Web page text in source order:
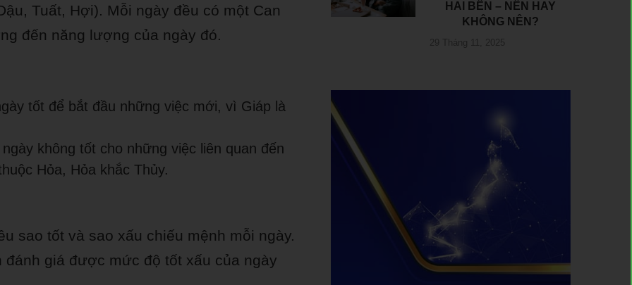
Tuất, Hợi). Mỗi ngày đều có một Can
đến năng lượng của ngày đó.
tốt để bắt đầu những việc mới, vì Giáp là
không tốt cho những việc liên quan đến
Hỏa, Hỏa khắc Thủy.
sao tốt và sao xấu chiếu mệnh mỗi ngày.
giá được mức độ tốt xấu của ngày
HAI BÊN – NÊN HAY
KHÔNG NÊN?
29 Tháng 11, 2025